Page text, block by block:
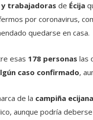
trabajadoras de Écija
por coronavirus,
quedarse en casa.
esas 178 personas las
caso confirmado,
de la campiña ecijana
aunque podría